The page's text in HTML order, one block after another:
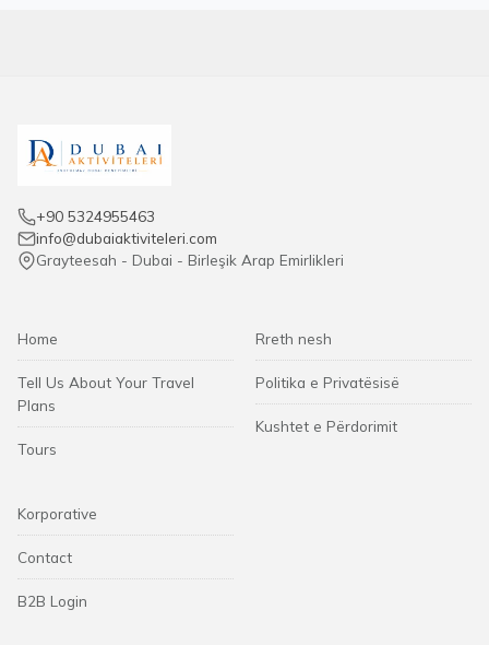
+90 5324955463
info@dubaiaktiviteleri.com
Grayteesah - Dubai - Birleşik Arap Emirlikleri
Home
Tell Us About Your Travel
Plans
Tours
Rreth nesh
Politika e Privatësisë
Kushtet e Përdorimit
Korporative
Contact
B2B Login